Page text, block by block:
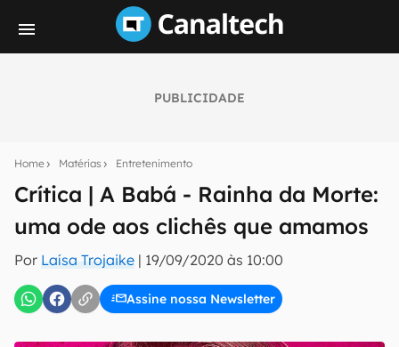
PUBLICIDADE
Home Matérias Entretenimento
Crítica | A Babá - Rainha da Morte:
uma ode aos clichês que amamos
Por Laísa Trojaike | 19/09/2020 às 10:00
Assine nossa Newsletter
notícias e reviews sobre tecnologia em primeira
mão.
E-mail
inscreva-se